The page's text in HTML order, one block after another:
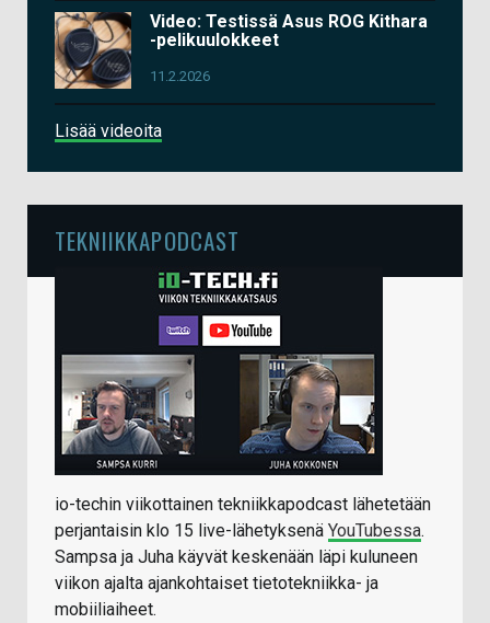
Video: Testissä Asus ROG Kithara
-pelikuulokkeet
11.2.2026
Lisää videoita
TEKNIIKKAPODCAST
io-techin viikottainen tekniikkapodcast lähetetään
perjantaisin klo 15 live-lähetyksenä YouTubessa.
Sampsa ja Juha käyvät keskenään läpi kuluneen
viikon ajalta ajankohtaiset tietotekniikka- ja
mobiiliaiheet.